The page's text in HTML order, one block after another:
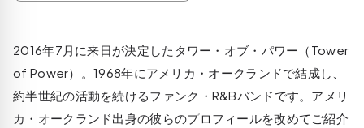
2016年7月に来日が決定したタワー・オブ・パワー（Tower
of Power）。1968年にアメリカ・オークランドで結成し、
約半世紀の活動を続けるファンク・R&Bバンドです。アメリ
カ・オークランド出身の彼らのプロフィールを改めてご紹介